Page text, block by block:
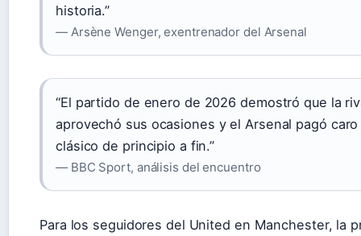
historia.”
— Arsène Wenger, exentrenador del Arsenal
“El partido de enero de 2026 demostró que la
aprovechó sus ocasiones y el Arsenal pagó
clásico de principio a fin.”
— BBC Sport, análisis del encuentro
Para los seguidores del United en Manchester, la